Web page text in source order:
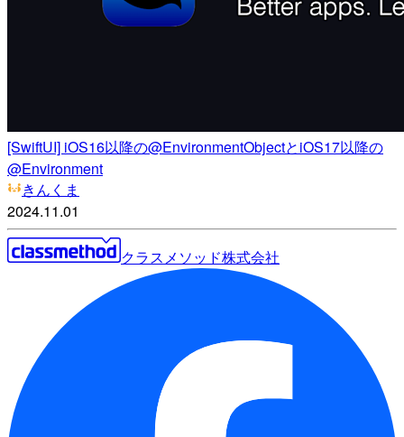
[SwiftUI] iOS16以降の@EnvironmentObjectとiOS17以降の
@Environment
きんくま
2024.11.01
クラスメソッド株式会社